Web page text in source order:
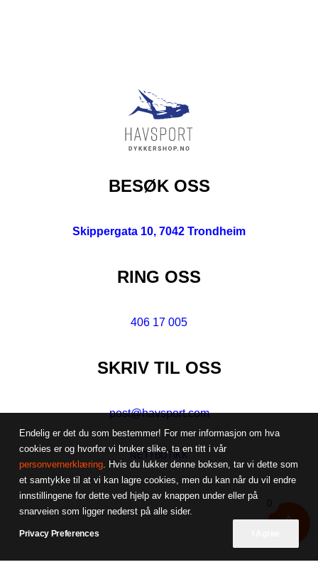
BESØK OSS
Skippergata 10, 7042 Trondheim
RING OSS
406 17 005
SKRIV TIL OSS
post@havsport.com
NETTBUTIKK
Endelig er det du som bestemmer! For mer informasjon om hva
cookies er og hvorfor vi bruker slike, ta en titt i vår
personvernerklæring. Hvis du lukker denne boksen, tar vi dette som
et samtykke til at vi kan lagre cookies, men du kan når du vil endre
innstillingene for dette ved hjelp av knappen under eller på
snarveien som ligger nederst på alle sider.
Privacy Preferences
0